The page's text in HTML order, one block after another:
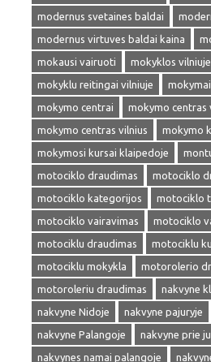
modernus svetaines baldai
modernus virtuves baldai kaina
mokausi vairuoti
mokyklos vilniuje
mokyklu reitingai vilniuje
mokymai
mokymo centrai
mokymo centras
mokymo centras vilnius
mokymo
mokymosi kursai klaipedoje
motociklo draudimas
motociklo
motociklo kategorijos
motociklo
motociklo vairavimas
motociklo
motociklu draudimas
motociklu
motociklu mokykla
motorolerio
motoroleriu draudimas
nakvyne
nakvyne Nidoje
nakvyne pajuryje
nakvyne Palangoje
nakvyne prie
nakvynes namai palangoje